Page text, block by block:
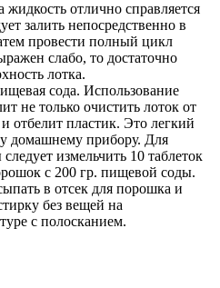
отлично справляется
залить непосредственно в
провести полный цикл
слабо, то достаточно
лотка.
сода. Использование
не только очистить лоток от
отбелит пластик. Это легкий
домашнему прибору. Для
измельчить 10 таблеток
с 200 гр. пищевой соды.
в отсек для порошка и
без вещей на
с полосканием.